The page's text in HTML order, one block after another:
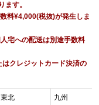
す。
料¥4,000(税抜)が発生しま
宅への配送は別途手数料
クレジットカード決済の
東北 九州